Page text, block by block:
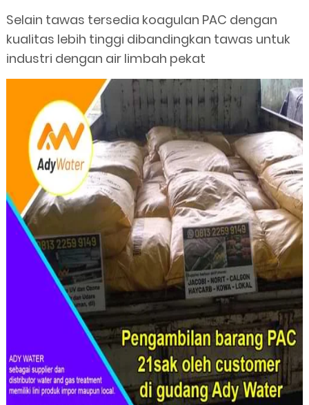
Selain tawas tersedia koagulan PAC dengan
kualitas lebih tinggi dibandingkan tawas untuk
industri dengan air limbah pekat